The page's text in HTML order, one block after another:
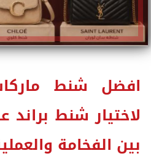
لاختيار شنط
بين الفخامة